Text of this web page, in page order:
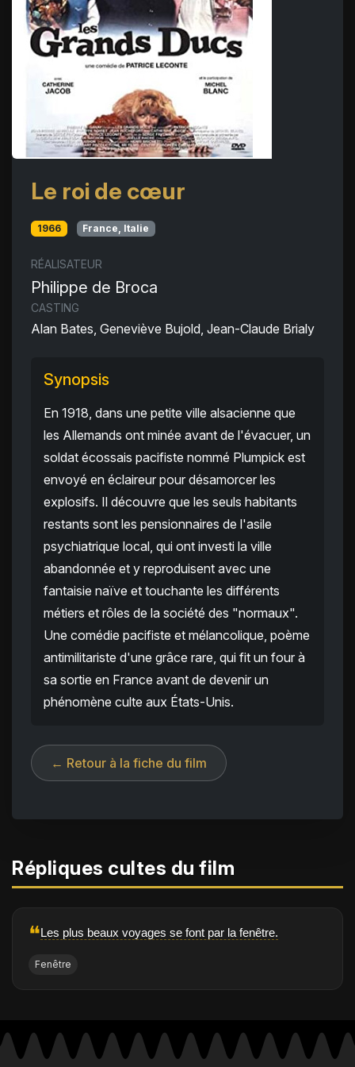
Le roi de cœur
1966 France, Italie
RÉALISATEUR
Philippe de Broca
CASTING
Alan Bates, Geneviève Bujold, Jean-Claude Brialy
Synopsis
En 1918, dans une petite ville alsacienne que
les Allemands ont minée avant de l'évacuer, un
soldat écossais pacifiste nommé Plumpick est
envoyé en éclaireur pour désamorcer les
explosifs. Il découvre que les seuls habitants
restants sont les pensionnaires de l'asile
psychiatrique local, qui ont investi la ville
abandonnée et y reproduisent avec une
fantaisie naïve et touchante les différents
métiers et rôles de la société des "normaux".
Une comédie pacifiste et mélancolique, poème
antimilitariste d'une grâce rare, qui fit un four à
sa sortie en France avant de devenir un
phénomène culte aux États-Unis.
← Retour à la fiche du film
Répliques cultes du film
❝Les plus beaux voyages se font par la fenêtre.
Fenêtre